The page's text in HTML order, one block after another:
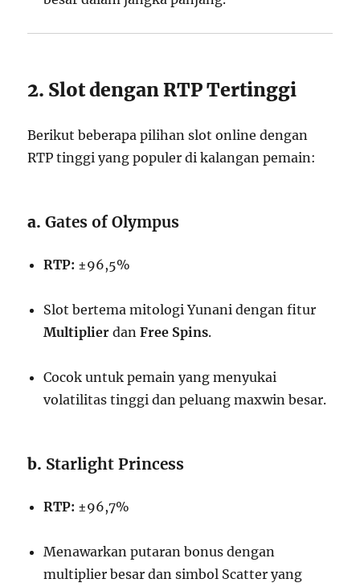
2. Slot dengan RTP Tertinggi
Berikut beberapa pilihan slot online dengan
RTP tinggi yang populer di kalangan pemain:
a.Gates of Olympus
RTP: ±96,5%
Slot bertema mitologi Yunani dengan fitur
Multiplier danFree Spins.
Cocok untuk pemain yang menyukai
volatilitas tinggi dan peluang maxwin besar.
b. Starlight Princess
RTP: ±96,7%
Menawarkan putaran bonus dengan
multiplier besar dan simbol Scatter yang